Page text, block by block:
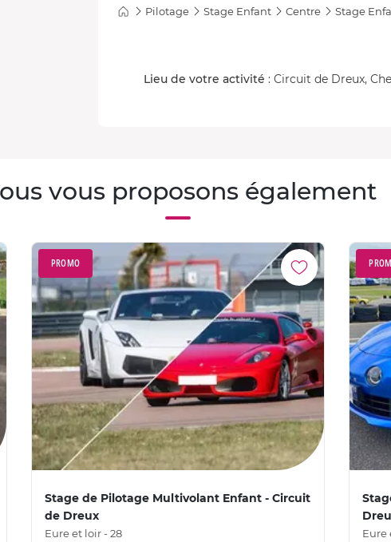
Pilotage Stage Enfant Centre Stage
Lieu de votre activité : Circuit de Dreux,
vous proposons également
PROMO
Stage de Pilotage Multivolant Enfant - Circuit
de Dreux
Eure et loir - 28 Eure